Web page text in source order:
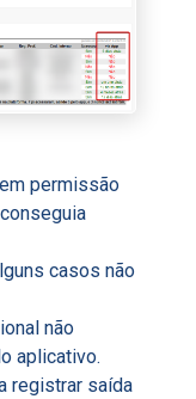
permissão
casos não
não
aplicativo.
registrar saída